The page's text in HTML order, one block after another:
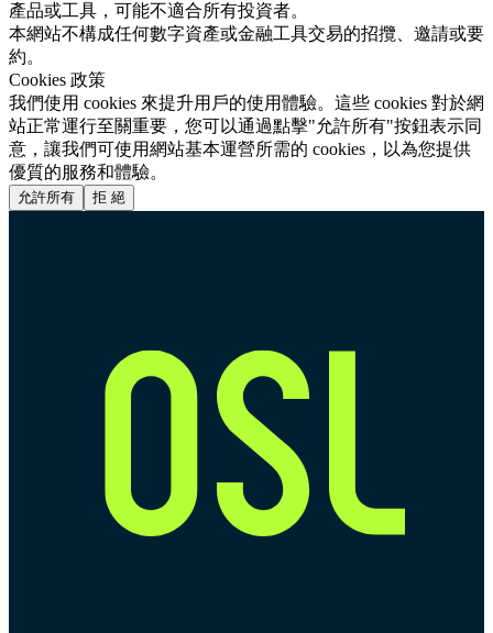
產品或工具，可能不適合所有投資者。
本網站不構成任何數字資產或金融工具交易的招攬、邀請或要
約。
Cookies 政策
我們使用 cookies 來提升用戶的使用體驗。這些 cookies 對於網
站正常運行至關重要，您可以通過點擊"允許所有"按鈕表示同
意，讓我們可使用網站基本運營所需的 cookies，以為您提供
優質的服務和體驗。
允許所有 拒 絕